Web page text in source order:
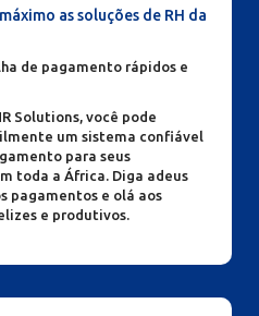
as soluções de RH da
de pagamento rápidos e
Solutions, você pode
um sistema confiável
para seus
toda a África. Diga adeus
pagamentos e olá aos
e produtivos.